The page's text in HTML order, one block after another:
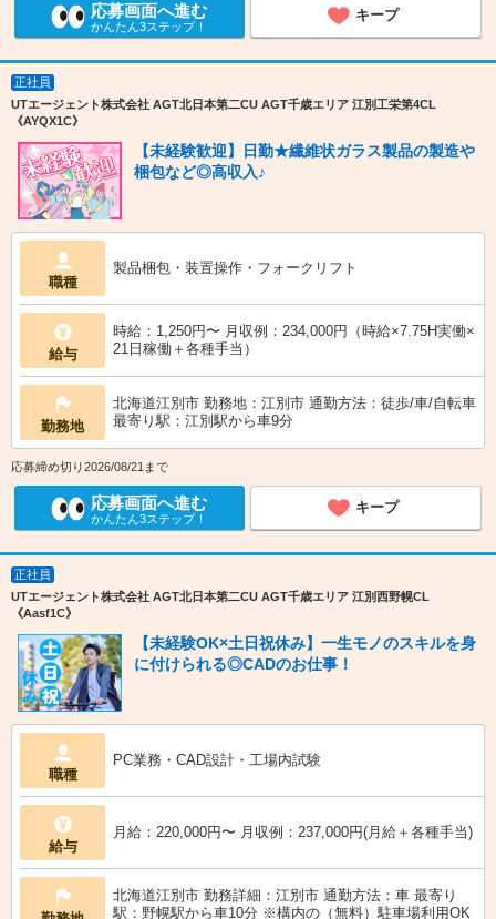
応募画面へ進む
かんたん3ステップ！
キープ
正社員
UTエージェント株式会社 AGT北日本第二CU AGT千歳エリア 江別工栄第4CL
《AYQX1C》
【未経験歓迎】日勤★繊維状ガラス製品の製造や
梱包など◎高収入♪
職種
製品梱包・装置操作・フォークリフト
給与
時給：1,250円〜 月収例：234,000円（時給×7.75H実働×
21日稼働＋各種手当）
勤務地
北海道江別市 勤務地：江別市 通勤方法：徒歩/車/自転車
最寄り駅：江別駅から車9分
応募締め切り2026/08/21まで
応募画面へ進む
かんたん3ステップ！
キープ
正社員
UTエージェント株式会社 AGT北日本第二CU AGT千歳エリア 江別西野幌CL
《Aasf1C》
【未経験OK×土日祝休み】一生モノのスキルを身
に付けられる◎CADのお仕事！
職種
PC業務・CAD設計・工場内試験
給与
月給：220,000円〜 月収例：237,000円(月給＋各種手当)
北海道江別市 勤務詳細：江別市 通勤方法：車 最寄り
駅：野幌駅から車10分 ※構内の（無料）駐車場利用OK